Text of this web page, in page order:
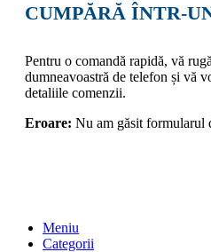
CUMPĂRĂ ÎNTR-
Pentru o comandă rapidă, vă
dumneavoastră de telefon și vă
detaliile comenzii.
Eroare: Nu am găsit formularul
Meniu
Categorii